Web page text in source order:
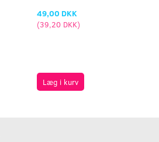
49,00 DKK
(39,20 DKK)
Læg i kurv